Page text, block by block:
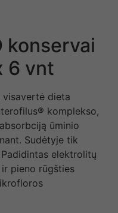
konservai
6 vnt
visavertė dieta
komplekso,
ūminio
Sudėtyje tik
elektrolitų
pieno rūgšties